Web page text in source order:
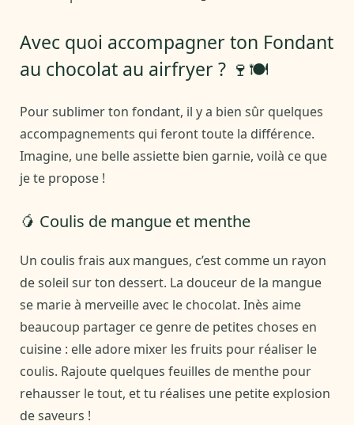
Avec quoi accompagner ton Fondant
au chocolat au airfryer ? 🍷🍽️
Pour sublimer ton fondant, il y a bien sûr quelques
accompagnements qui feront toute la différence.
Imagine, une belle assiette bien garnie, voilà ce que
je te propose !
🥭 Coulis de mangue et menthe
Un coulis frais aux mangues, c’est comme un rayon
de soleil sur ton dessert. La douceur de la mangue
se marie à merveille avec le chocolat. Inès aime
beaucoup partager ce genre de petites choses en
cuisine : elle adore mixer les fruits pour réaliser le
coulis. Rajoute quelques feuilles de menthe pour
rehausser le tout, et tu réalises une petite explosion
de saveurs !